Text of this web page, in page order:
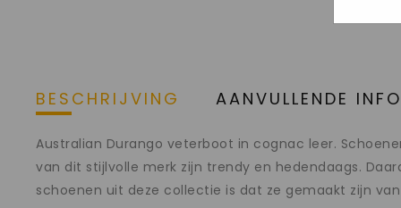
BESCHRIJVING AANVULLENDE
Australian Durango veterboot in cognac leer.
van dit stijlvolle merk zijn trendy en hedendaags.
schoenen uit deze collectie is dat ze gemaakt zijn